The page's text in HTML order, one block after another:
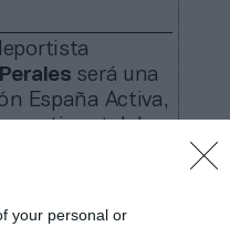
your personal or
será una
España Activa,
de
contra el
a Perales,